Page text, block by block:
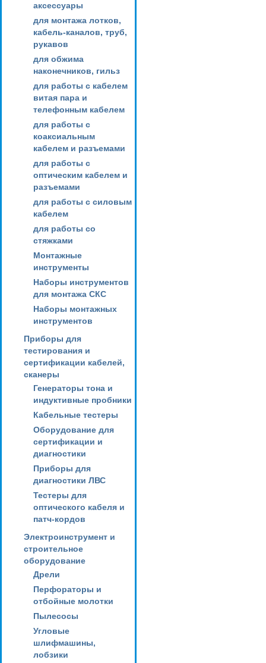
аксессуары
для монтажа лотков,
кабель-каналов, труб,
рукавов
для обжима
наконечников, гильз
для работы с кабелем
витая пара и
телефонным кабелем
для работы с
коаксиальным
кабелем и разъемами
для работы с
оптическим кабелем и
разъемами
для работы с силовым
кабелем
для работы со
стяжками
Монтажные
инструменты
Наборы инструментов
для монтажа СКС
Наборы монтажных
инструментов
Приборы для
тестирования и
сертификации кабелей,
сканеры
Генераторы тона и
индуктивные пробники
Кабельные тестеры
Оборудование для
сертификации и
диагностики
Приборы для
диагностики ЛВС
Тестеры для
оптического кабеля и
патч-кордов
Электроинструмент и
строительное
оборудование
Дрели
Перфораторы и
отбойные молотки
Пылесосы
Угловые
шлифмашины,
лобзики